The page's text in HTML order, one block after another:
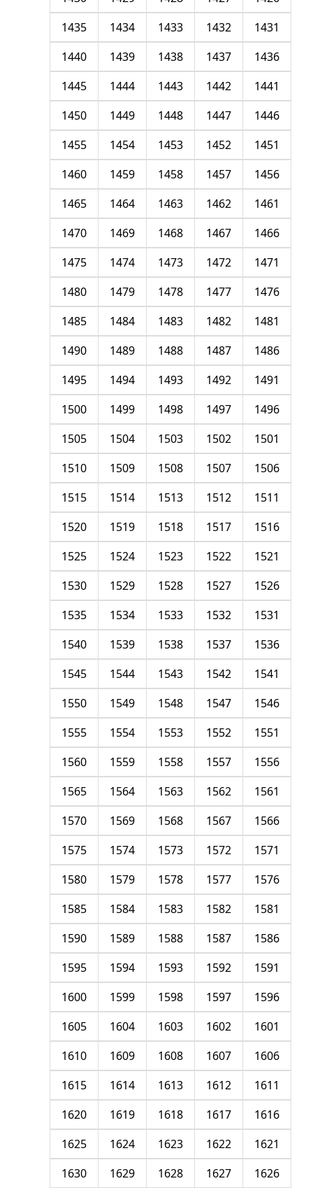
1431
1432
1433
1434
1435
1436
1437
1438
1439
1440
1441
1442
1443
1444
1445
1446
1447
1448
1449
1450
1451
1452
1453
1454
1455
1456
1457
1458
1459
1460
1461
1462
1463
1464
1465
1466
1467
1468
1469
1470
1471
1472
1473
1474
1475
1476
1477
1478
1479
1480
1481
1482
1483
1484
1485
1486
1487
1488
1489
1490
1491
1492
1493
1494
1495
1496
1497
1498
1499
1500
1501
1502
1503
1504
1505
1506
1507
1508
1509
1510
1511
1512
1513
1514
1515
1516
1517
1518
1519
1520
1521
1522
1523
1524
1525
1526
1527
1528
1529
1530
1531
1532
1533
1534
1535
1536
1537
1538
1539
1540
1541
1542
1543
1544
1545
1546
1547
1548
1549
1550
1551
1552
1553
1554
1555
1556
1557
1558
1559
1560
1561
1562
1563
1564
1565
1566
1567
1568
1569
1570
1571
1572
1573
1574
1575
1576
1577
1578
1579
1580
1581
1582
1583
1584
1585
1586
1587
1588
1589
1590
1591
1592
1593
1594
1595
1596
1597
1598
1599
1600
1601
1602
1603
1604
1605
1606
1607
1608
1609
1610
1611
1612
1613
1614
1615
1616
1617
1618
1619
1620
1621
1622
1623
1624
1625
1626
1627
1628
1629
1630